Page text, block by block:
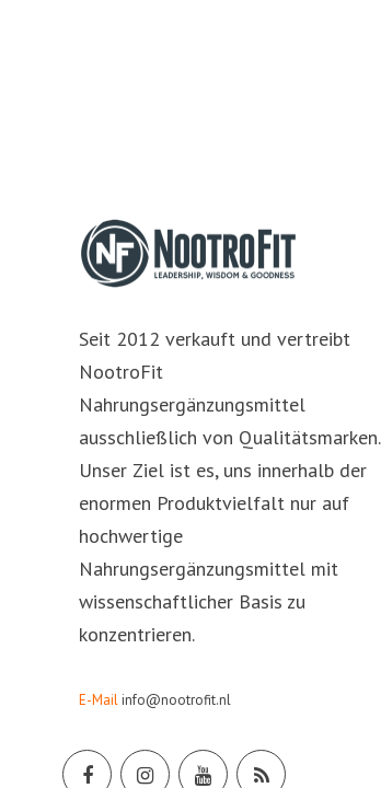
Seit 2012 verkauft und vertreibt
NootroFit
Nahrungsergänzungsmittel
ausschließlich von Qualitätsmarken.
Unser Ziel ist es, uns innerhalb der
enormen Produktvielfalt nur auf
hochwertige
Nahrungsergänzungsmittel mit
wissenschaftlicher Basis zu
konzentrieren.
E-Mailinfo@nootrofit.nl